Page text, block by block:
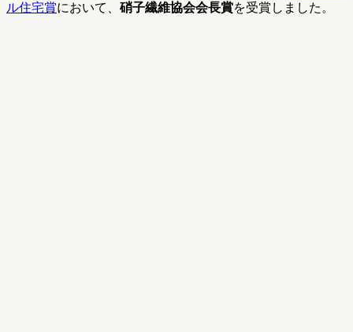
ル住宅賞において、 硝子繊維協会会長賞を受賞しました。